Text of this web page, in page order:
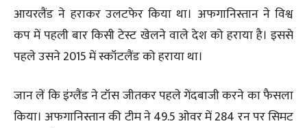
आयरलैंड ने हराकर उलटफेर किया था। अफगानिस्तान ने विश्व
कप में पहली बार किसी टेस्ट खेलने वाले देश को हराया है। इससे
पहले उसने 2015 में स्कॉटलैंड को हराया था।
जान लें कि इंग्लैंड ने टॉस जीतकर पहले गेंदबाजी करने का फैसला
किया। अफगानिस्तान की टीम ने 49.5 ओवर में 284 रन पर सिमट